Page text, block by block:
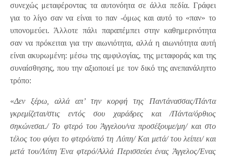
συνεχώς μεταφέροντας τα αυτονόητα σε άλλα πεδία. Γράφει
για το λίγο σαν να είναι το παν -όμως και αυτό το «παν» το
υπονομεύει. Άλλοτε πάλι παραπέμπει στην καθημερινότητα
σαν να πρόκειται για την αιωνιότητα, αλλά η αιωνιότητα αυτή
είναι ακυρωμένη: μέσω της αμφιλογίας, της μεταφοράς και της
συναίσθησης, που την αξιοποιεί με τον δικό της ανεπανάληπτο
τρόπο:
«Δεν ξέρω, αλλά απ’ την κορφή της Παντάνασσας/Πάντα
γκρεμίζεται/στις εντός σου χαράδρες και /Πάντα/όρθιος
σηκώνεσαι./ Το φτερό του Άγγελου/να προσέξουμε/μη/ και στο
τέλος του φύγει το φτερό/από τη Λύπη/ Και μετά/ του λείπει/ και
μετά του/Λύπη Ένα φτερό/Αλλά Περισσεύει ένας Άγγελος/Ένας